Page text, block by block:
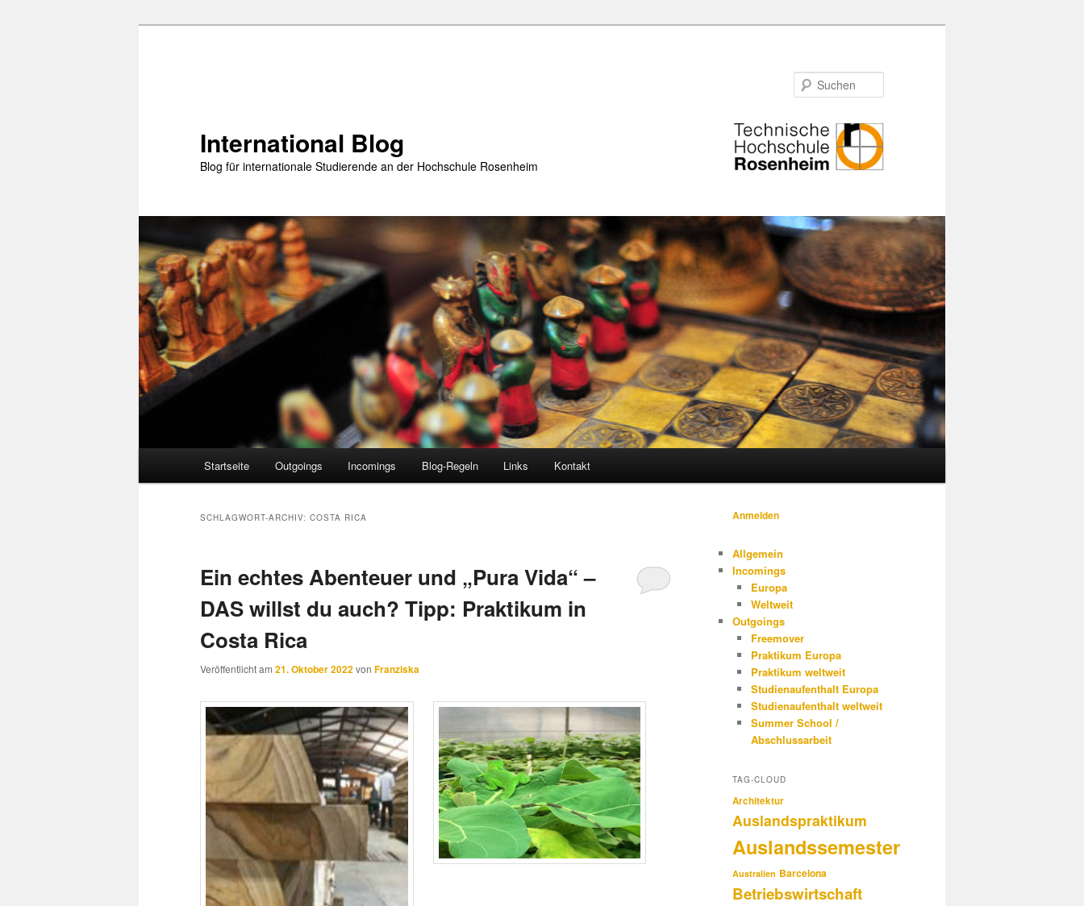
International Blog
Blog für internationale Studierende an der Hochschule Rosenheim
Startseite Outgoings Incomings Blog-Regeln Links Kontakt
SCHLAGWORT-ARCHIV: COSTA RICA
Ein echtes Abenteuer und „Pura Vida“ –
DAS willst du auch? Tipp: Praktikum in
Costa Rica
Veröffentlicht am 21. Oktober 2022von Franziska
Anmelden
Allgemein
Incomings
Europa
Weltweit
Outgoings
Freemover
Praktikum Europa
Praktikum weltweit
Studienaufenthalt Europa
Studienaufenthalt weltweit
Summer School /
Abschlussarbeit
TAG-CLOUD
Architektur
Auslandspraktikum
Auslandssemester
Australien Barcelona
Betriebswirtschaft